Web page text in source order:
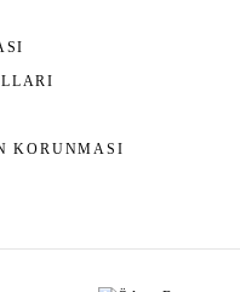
KORUNMASI